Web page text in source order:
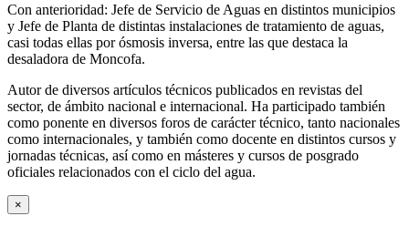
Con anterioridad: Jefe de Servicio de Aguas en distintos municipios
y Jefe de Planta de distintas instalaciones de tratamiento de aguas,
casi todas ellas por ósmosis inversa, entre las que destaca la
desaladora de Moncofa.
Autor de diversos artículos técnicos publicados en revistas del
sector, de ámbito nacional e internacional. Ha participado también
como ponente en diversos foros de carácter técnico, tanto nacionales
como internacionales, y también como docente en distintos cursos y
jornadas técnicas, así como en másteres y cursos de posgrado
oficiales relacionados con el ciclo del agua.
×